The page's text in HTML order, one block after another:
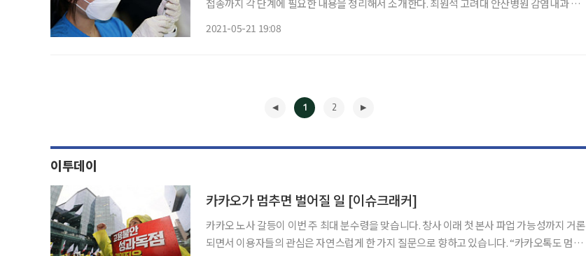
접종까지 각 단계에 필요한 내용을 정리해서 소개한다. 최원석 고려대 안산병원 감염내과 교
2021-05-21 19:08
1 2
이투데이
카카오가 멈추면 벌어질 일 [이슈크래커]
카카오 노사 갈등이 이번 주 최대 분수령을 맞습니다. 창사 이래 첫 본사 파업 가능성까지 거론
되면서 이용자들의 관심은 자연스럽게 한 가지 질문으로 향하고 있습니다. “카카오톡도 멈추